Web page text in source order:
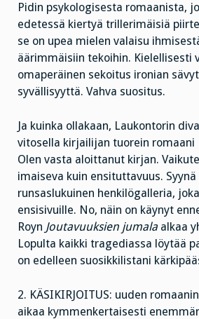
Pidin psykologisesta romaanista,
edetessä kiertyä trillerimäisiä
se on upea mielen valaisu
äärimmäisiin tekoihin. Kielellisesti
omaperäinen sekoitus ironian
syvällisyyttä. Vahva suositus.
Ja kuinka ollakaan, Laukontorin
vitosella kirjailijan tuorein romaani
Olen vasta aloittanut kirjan.
imaiseva kuin ensituttavuus. Syynä
runsaslukuinen henkilögalleria,
ensisivuille. No, näin on käynyt
Royn Joutavuuksien jumala alkaa
Lopulta kaikki tragediassa löytää
on edelleen suosikkilistani
2. KÄSIKIRJOITUS: uuden
aikaa kymmenkertaisesti